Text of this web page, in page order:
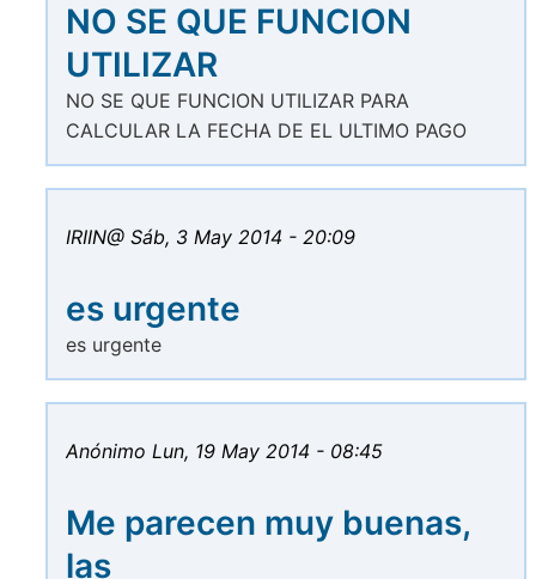
NO SE QUE FUNCION
UTILIZAR
NO SE QUE FUNCION UTILIZAR PARA
CALCULAR LA FECHA DE EL ULTIMO PAGO
IRIIN@ Sáb, 3 May 2014 - 20:09
es urgente
es urgente
Anónimo Lun, 19 May 2014 - 08:45
Me parecen muy buenas,
las